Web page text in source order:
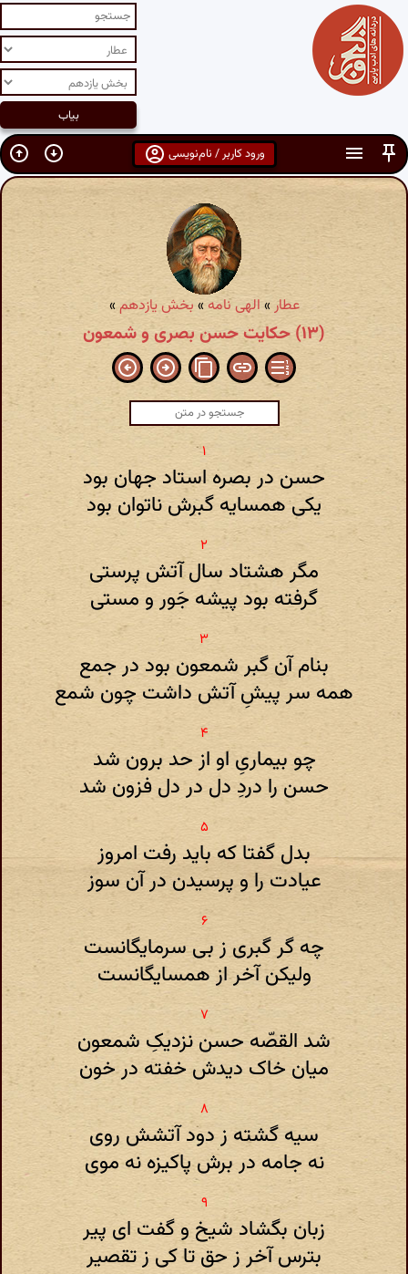
ورود کاربر / نام‌نویسی
عطار» الهی نامه » بخش یازدهم»
(۱۳) حکایت حسن بصری و شمعون
حسن در بصره استاد جهان بود
یکی همسایه گبرش ناتوان بود
مگر هشتاد سال آتش پرستی
گرفته بود پیشه جَور و مستی
بنام آن گبر شمعون بود در جمع
همه سر پیشِ آتش داشت چون شمع
چو بیماریِ او از حد برون شد
حسن را دردِ دل در دل فزون شد
بدل گفتا که باید رفت امروز
عیادت را و پرسیدن در آن سوز
چه گر گبری ز بی سرمایگانست
ولیکن آخر از همسایگانست
شد القصّه حسن نزدیکِ شمعون
میان خاک دیدش خفته در خون
سیه گشته ز دود آتشش روی
نه جامه در برش پاکیزه نه موی
زبان بگشاد شیخ و گفت ای پیر
بترس آخر ز حق تا کی ز تقصیر